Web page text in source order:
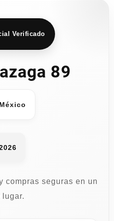
Verificado
89
compras seguras en un
lugar.